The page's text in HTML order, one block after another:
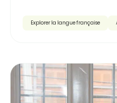
Explorer la langue française